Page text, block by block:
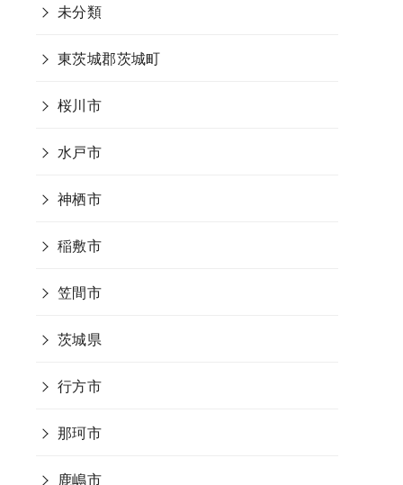
未分類
東茨城郡茨城町
桜川市
水戸市
神栖市
稲敷市
笠間市
茨城県
行方市
那珂市
鹿嶋市